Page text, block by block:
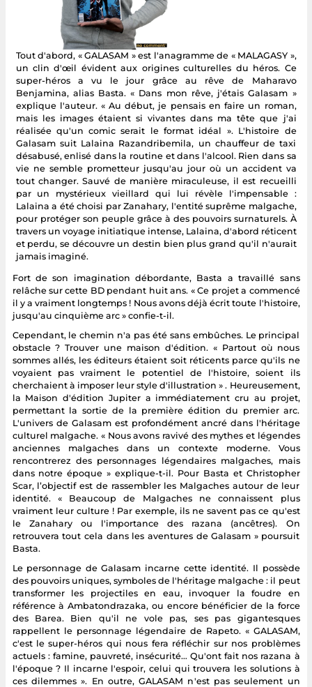
Tout d'abord, « GALASAM » est l'anagramme de « MALAGASY »,
un clin d'œil évident aux origines culturelles du héros. Ce
super-héros a vu le jour grâce au rêve de Maharavo
Benjamina, alias Basta. « Dans mon rêve, j'étais Galasam »
explique l'auteur. « Au début, je pensais en faire un roman,
mais les images étaient si vivantes dans ma tête que j'ai
réalisée qu'un comic serait le format idéal ». L'histoire de
Galasam suit Lalaina Razandribemila, un chauffeur de taxi
désabusé, enlisé dans la routine et dans l'alcool. Rien dans sa
vie ne semble prometteur jusqu'au jour où un accident va
tout changer. Sauvé de manière miraculeuse, il est recueilli
par un mystérieux vieillard qui lui révèle l'impensable :
Lalaina a été choisi par Zanahary, l'entité suprême malgache,
pour protéger son peuple grâce à des pouvoirs surnaturels. À
travers un voyage initiatique intense, Lalaina, d'abord réticent
et perdu, se découvre un destin bien plus grand qu'il n'aurait
jamais imaginé.
Fort de son imagination débordante, Basta a travaillé sans
relâche sur cette BD pendant huit ans. « Ce projet a commencé
il y a vraiment longtemps ! Nous avons déjà écrit toute l'histoire,
jusqu'au cinquième arc » confie-t-il.
Cependant, le chemin n'a pas été sans embûches. Le principal
obstacle ? Trouver une maison d'édition. « Partout où nous
sommes allés, les éditeurs étaient soit réticents parce qu'ils ne
voyaient pas vraiment le potentiel de l'histoire, soient ils
cherchaient à imposer leur style d'illustration » . Heureusement,
la Maison d'édition Jupiter a immédiatement cru au projet,
permettant la sortie de la première édition du premier arc.
L'univers de Galasam est profondément ancré dans l'héritage
culturel malgache. « Nous avons ravivé des mythes et légendes
anciennes malgaches dans un contexte moderne. Vous
rencontrerez des personnages légendaires malgaches, mais
dans notre époque » explique-t-il. Pour Basta et Christopher
Scar, l’objectif est de rassembler les Malgaches autour de leur
identité. « Beaucoup de Malgaches ne connaissent plus
vraiment leur culture ! Par exemple, ils ne savent pas ce qu'est
le Zanahary ou l'importance des razana (ancêtres). On
retrouvera tout cela dans les aventures de Galasam » poursuit
Basta.
Le personnage de Galasam incarne cette identité. Il possède
des pouvoirs uniques, symboles de l'héritage malgache : il peut
transformer les projectiles en eau, invoquer la foudre en
référence à Ambatondrazaka, ou encore bénéficier de la force
des Barea. Bien qu'il ne vole pas, ses pas gigantesques
rappellent le personnage légendaire de Rapeto. « GALASAM,
c'est le super-héros qui nous fera réfléchir sur nos problèmes
actuels : famine, pauvreté, insécurité… Qu'ont fait nos razana à
l'époque ? Il incarne l'espoir, celui qui trouvera les solutions à
ces dilemmes ». En outre, GALASAM n'est pas seulement un